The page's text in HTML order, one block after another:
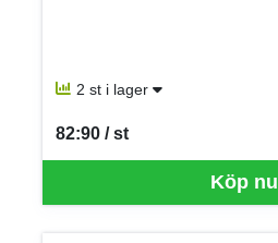
2 st i lager
Köp nu
82:90 / st
SEK per ST